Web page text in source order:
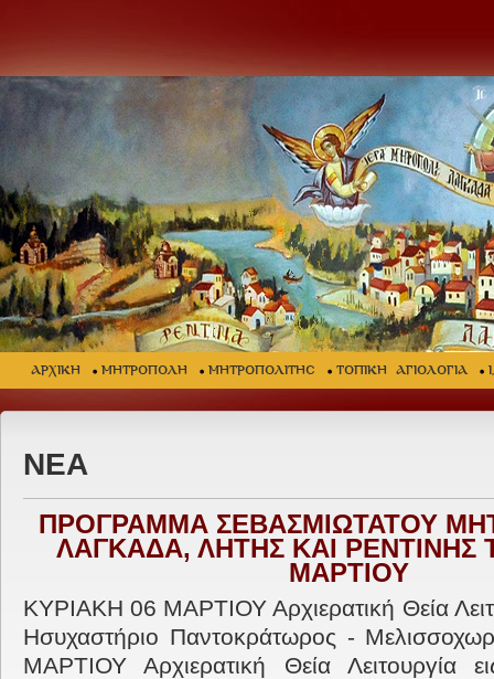
ΑΡΧΙΚΗ ΜΗΤΡΟΠΟΛΗ ΜΗΤΡΟΠΟΛΙΤΗΣ ΤΟΠΙΚΗ ΑΓΙΟΛΟΓΙΑ
ΝΕΑ
ΠΡΟΓΡΑΜΜΑ ΣΕΒΑΣΜΙΩΤΑΤΟΥ
ΛΑΓΚΑΔΑ, ΛΗΤΗΣ ΚΑΙ
ΜΑΡΤΙΟΥ
ΚΥΡΙΑΚΗ 06 ΜΑΡΤΙΟΥ Αρχιερατική Θεία
Ησυχαστήριο Παντοκράτωρος -
ΜΑΡΤΙΟΥ Αρχιερατική Θεία Λειτουργία